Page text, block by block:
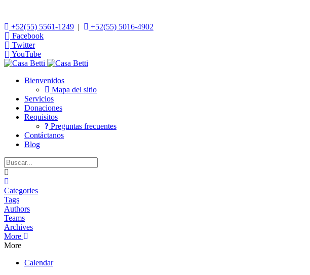
+52(55) 5561-1249 |
+52(55) 5016-4902
Facebook
Twitter
YouTube
Bienvenidos
Mapa del sitio
Servicios
Donaciones
Requisitos
Preguntas frecuentes
Contáctanos
Blog
Categories
Tags
Authors
Teams
Archives
More
More
Calendar